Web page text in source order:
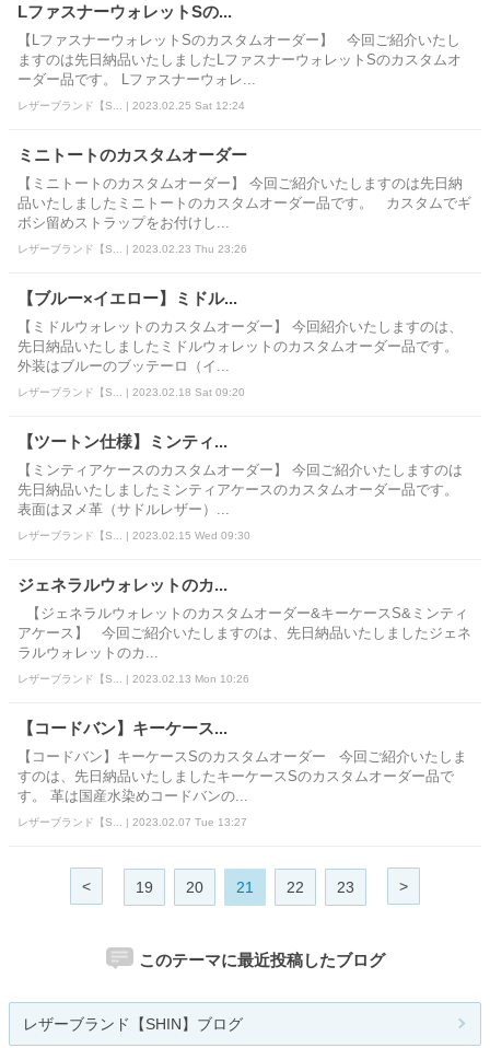
LファスナーウォレットSの...
【LファスナーウォレットSのカスタムオーダー】 今回ご紹介いたし
ますのは先日納品いたしましたLファスナーウォレットSのカスタムオ
ーダー品です。 Lファスナーウォレ...
レザーブランド【S... | 2023.02.25 Sat 12:24
ミニトートのカスタムオーダー
【ミニトートのカスタムオーダー】 今回ご紹介いたしますのは先日納
品いたしましたミニトートのカスタムオーダー品です。 カスタムでギ
ボシ留めストラップをお付けし...
レザーブランド【S... | 2023.02.23 Thu 23:26
【ブルー×イエロー】ミドル...
【ミドルウォレットのカスタムオーダー】 今回紹介いたしますのは、
先日納品いたしましたミドルウォレットのカスタムオーダー品です。
外装はブルーのブッテーロ（イ...
レザーブランド【S... | 2023.02.18 Sat 09:20
【ツートン仕様】ミンティ...
【ミンティアケースのカスタムオーダー】 今回ご紹介いたしますのは
先日納品いたしましたミンティアケースのカスタムオーダー品です。
表面はヌメ革（サドルレザー）...
レザーブランド【S... | 2023.02.15 Wed 09:30
ジェネラルウォレットのカ...
【ジェネラルウォレットのカスタムオーダー&キーケースS&ミンティ
アケース】 今回ご紹介いたしますのは、先日納品いたしましたジェネ
ラルウォレットのカ...
レザーブランド【S... | 2023.02.13 Mon 10:26
【コードバン】キーケース...
【コードバン】キーケースSのカスタムオーダー 今回ご紹介いたしま
すのは、先日納品いたしましたキーケースSのカスタムオーダー品で
す。 革は国産水染めコードバンの...
レザーブランド【S... | 2023.02.07 Tue 13:27
< 19 20 21 22 23 >
このテーマに最近投稿したブログ
レザーブランド【SHIN】ブログ